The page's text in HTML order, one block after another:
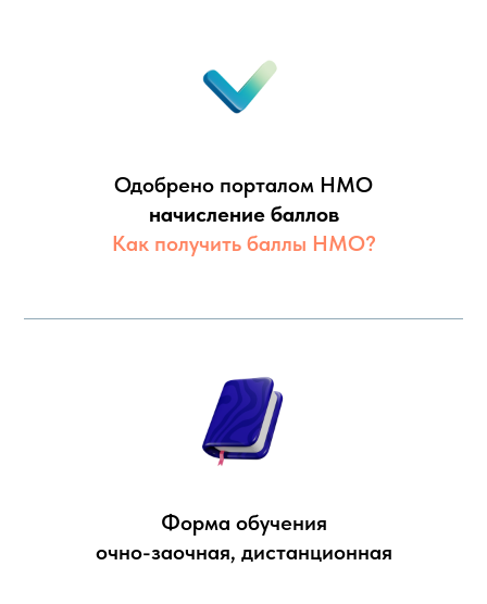
Одобрено порталом НМО
начисление баллов
Как получить баллы НМО?
Форма обучения
очно-заочная, дистанционная